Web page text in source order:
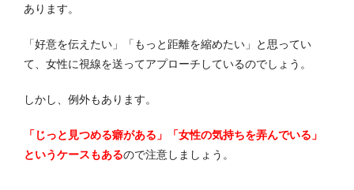
あります。
「好意を伝えたい」「もっと距離を縮めたい」と思ってい
て、女性に視線を送ってアプローチしているのでしょう。
しかし、例外もあります。
「じっと見つめる癖がある」「女性の気持ちを弄んでいる」
というケースもあるので注意しましょう。